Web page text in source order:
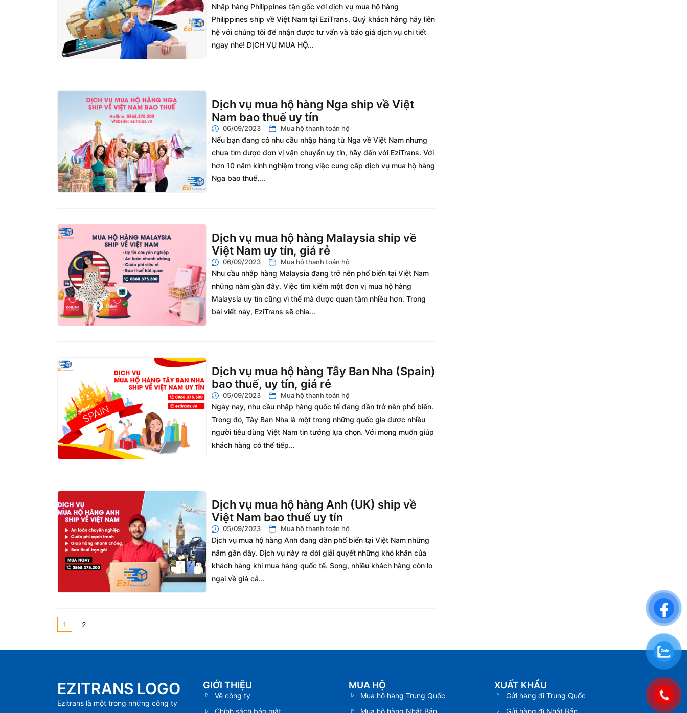
Nhập hàng Philippines tận gốc với dịch vụ mua hộ hàng
Philippines ship về Việt Nam tại EziTrans. Quý khách hàng hãy liên
hệ với chúng tôi để nhận được tư vấn và báo giá dịch vụ chi tiết
ngay nhé! DỊCH VỤ MUA HỘ...
Dịch vụ mua hộ hàng Nga ship về Việt
Nam bao thuế uy tín
06/09/2023 Mua hộ thanh toán hộ
Nếu bạn đang có nhu cầu nhập hàng từ Nga về Việt Nam nhưng
chưa tìm được đơn vị vận chuyển uy tín, hãy đến với EziTrans. Với
hơn 10 năm kinh nghiệm trong việc cung cấp dịch vụ mua hộ hàng
Nga bao thuế,...
Dịch vụ mua hộ hàng Malaysia ship về
Việt Nam uy tín, giá rẻ
06/09/2023 Mua hộ thanh toán hộ
Nhu cầu nhập hàng Malaysia đang trở nên phổ biến tại Việt Nam
những năm gần đây. Việc tìm kiếm một đơn vị mua hộ hàng
Malaysia uy tín cũng vì thế mà được quan tâm nhiều hơn. Trong
bài viết này, EziTrans sẽ chia...
Dịch vụ mua hộ hàng Tây Ban Nha (Spain)
bao thuế, uy tín, giá rẻ
05/09/2023 Mua hộ thanh toán hộ
Ngày nay, nhu cầu nhập hàng quốc tế đang dần trở nên phổ biến.
Trong đó, Tây Ban Nha là một trong những quốc gia được nhiều
người tiêu dùng Việt Nam tin tưởng lựa chọn. Với mong muốn giúp
khách hàng có thể tiếp...
Dịch vụ mua hộ hàng Anh (UK) ship về
Việt Nam bao thuế uy tín
05/09/2023 Mua hộ thanh toán hộ
Dịch vụ mua hộ hàng Anh đang dần phổ biến tại Việt Nam những
năm gần đây. Dịch vụ này ra đời giải quyết những khó khăn của
khách hàng khi mua hàng quốc tế. Song, nhiều khách hàng còn lo
ngại về giá cả...
1 2
EZITRANS LOGO
Ezitrans là một trong những công ty
GIỚI THIỆU
Về công ty
Chính sách bảo mật
MUA HỘ
Mua hộ hàng Trung Quốc
Mua hộ hàng Nhật Bản
XUẤT KHẨU
Gửi hàng đi Trung Quốc
Gửi hàng đi Nhật Bản